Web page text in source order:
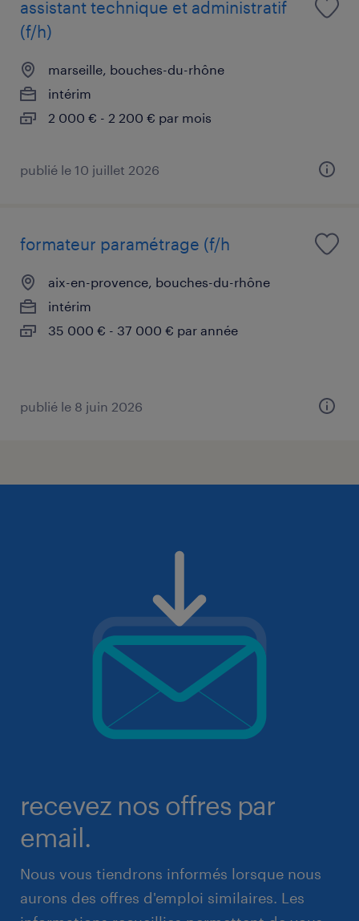
assistant technique et administratif
(f/h)
marseille, bouches-du-rhône
intérim
2 000 € - 2 200 € par mois
publié le 10 juillet 2026
formateur paramétrage (f/h
aix-en-provence, bouches-du-rhône
intérim
35 000 € - 37 000 € par année
publié le 8 juin 2026
recevez nos offres par
email.
Nous vous tiendrons informés lorsque nous
aurons des offres d'emploi similaires. Les